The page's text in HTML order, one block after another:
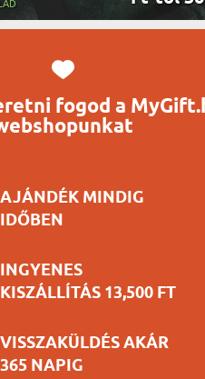
fogod a
AJÁNDÉK MINDIG
IDŐBEN
INGYENES
KISZÁLLÍTÁS 13,500 FT
VISSZAKÜLDÉS AKÁR
365 NAPIG